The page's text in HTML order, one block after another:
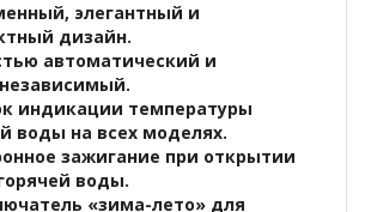
элегантный и
дизайн.
автоматический и
индикации температуры
воды на всех моделях.
зажигание при открытии
воды.
«зима-лето» для